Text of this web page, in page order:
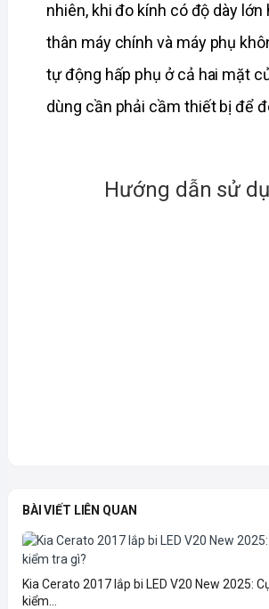
nhiên, khi đo kính có độ dày lớn
thân máy chính và máy phụ
tự động hấp phụ ở cả hai mặt
dùng cần phải cầm thiết bị để
Hướng dẫn sử
BÀI VIẾT LIÊN QUAN
Kia Cerato 2017 lắp bi LED V20 New 2025:
kiểm...